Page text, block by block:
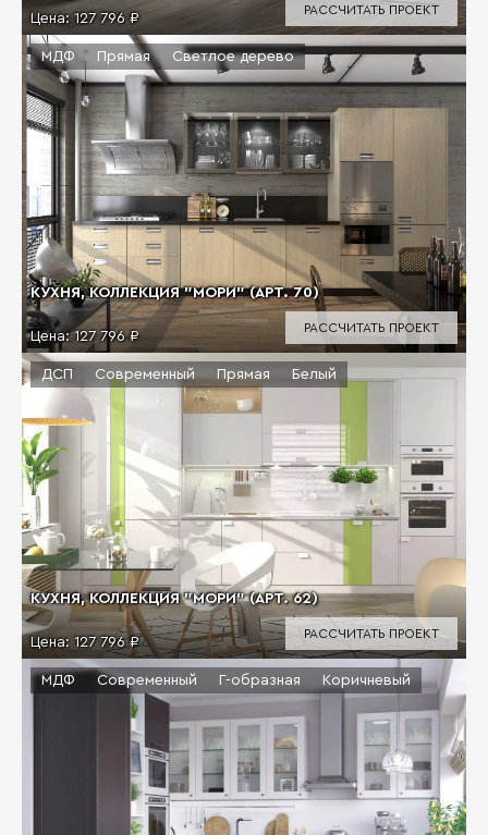
Цена: 127 796 ₽
РАССЧИТАТЬ ПРОЕКТ
КУХНЯ, КОЛЛЕКЦИЯ "МОРИ" (АРТ. 70)
Цена:127 796 ₽
МДФ Прямая Светлое дерево
РАССЧИТАТЬ ПРОЕКТ
КУХНЯ, КОЛЛЕКЦИЯ "МОРИ" (АРТ. 62)
Цена: 127 796 ₽
ДСП Современный Прямая Белый
РАССЧИТАТЬ ПРОЕКТ
МДФ Современный Г-образная Коричневый